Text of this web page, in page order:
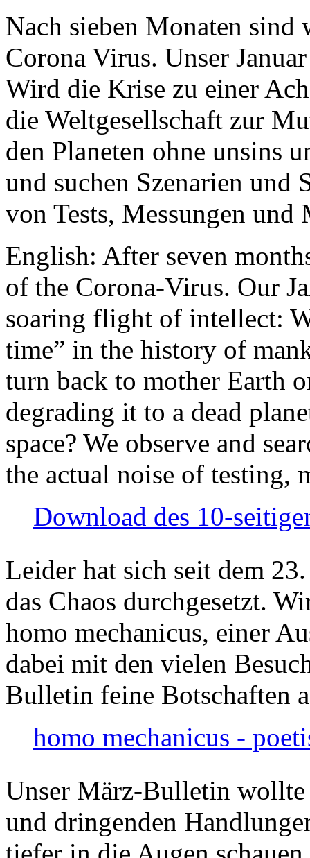
Nach sieben Monaten
Corona Virus. Unser
Wird die Krise zu einer
die Weltgesellschaft zur
den Planeten ohne unsins
und suchen Szenarien und
von Tests, Messungen und
English: After seven
of the Corona-Virus. Our
soaring flight of intellect:
time” in the history of
turn back to mother Earth
degrading it to a dead
space? We observe and
the actual noise of testing,
Download des 10-
Leider hat sich seit dem
das Chaos durchgesetzt.
homo mechanicus, einer
dabei mit den vielen
Bulletin feine Botschaften
homo mechanicus -
Unser März-Bulletin
und dringenden